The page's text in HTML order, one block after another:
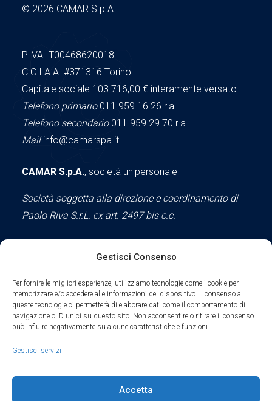
Gestisci Consenso
Per fornire le migliori esperienze, utilizziamo tecnologie come i cookie per
memorizzare e/o accedere alle informazioni del dispositivo. Il consenso a
queste tecnologie ci permetterà di elaborare dati come il comportamento di
navigazione o ID unici su questo sito. Non acconsentire o ritirare il consenso
può influire negativamente su alcune caratteristiche e funzioni.
Gestisci servizi
Accetta
© 2026 CAMAR S.p.A.
P.IVA IT00468620018
C.C.I.A.A. #371316 Torino
Capitale sociale 103.716,00 € interamente versato
Telefono primario011.959.16.26 r.a.
Telefono secondario011.959.29.70 r.a.
Mailinfo@camarspa.it
CAMAR S.p.A., società unipersonale
Società soggetta alla direzione e coordinamento di
Paolo Riva S.r.L. ex art. 2497 bis c.c.